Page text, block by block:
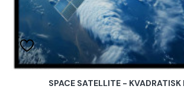
SPACE SATELLITE - KVADRATISK